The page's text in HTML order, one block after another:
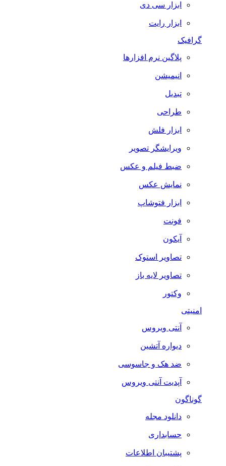
ابزار سی دی
ابزار رایت
گرافیک
پلاگین نرم افزارها
انیمیشن
تبدیل
طراحی
ابزار فلش
ویرایشگر تصویر
ضبط فيلم و عكس
نمایش عکس
ابزار فتوشاپ
فونت
آیکون
تصاویر استوک
تصاویر لایه باز
وکتور
امنیتی
آنتی ویروس
دیواره آتشین
ضد هک و جاسوسی
آپدیت آنتی ویروس
گوناگون
دانلود مجله
حسابداری
پشتیبان اطلاعات